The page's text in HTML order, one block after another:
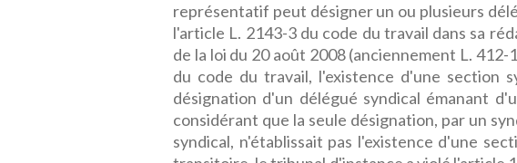
représentatif peut désigner un ou plusieurs
l'article L. 2143-3 du code du travail dans sa
de la loi du 20 août 2008 (anciennement L.
du code du travail, l'existence d'une section
désignation d'un délégué syndical émanant
considérant que la seule désignation, par un
syndical, n'établissait pas l'existence d'une